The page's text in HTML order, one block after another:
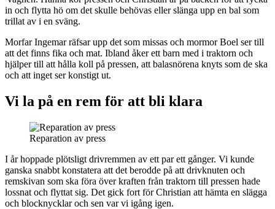
in och flytta hö om det skulle behövas eller slänga upp en bal som
trillat av i en sväng.
Morfar Ingemar räfsar upp det som missas och mormor Boel ser till
att det finns fika och mat. Ibland åker ett barn med i traktorn och
hjälper till att hålla koll på pressen, att balasnörena knyts som de ska
och att inget ser konstigt ut.
Vi la på en rem för att bli klara
Reparation av press
I år hoppade plötsligt drivremmen av ett par ett gånger. Vi kunde
ganska snabbt konstatera att det berodde på att drivknuten och
remskivan som ska föra över kraften från traktorn till pressen hade
lossnat och flyttat sig. Det gick fort för Christian att hämta en slägga
och blocknycklar och sen var vi igång igen.